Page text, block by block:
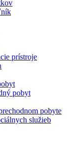
prístroje
pobyt
pobyte
služieb